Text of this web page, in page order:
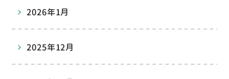
2026年1月
2025年12月